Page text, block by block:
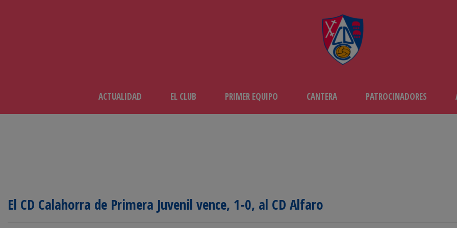
ACTUALIDAD EL CLUB PRIMER EQUIPO CANTERA PATROCINADORES
El CD Calahorra de Primera Juvenil vence, 1-0, al CD Alfaro